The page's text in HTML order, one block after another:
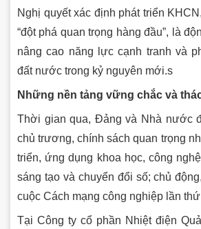
Nghị quyết xác định phát triển
“đột phá quan trọng hàng đầu”, là
nâng cao năng lực cạnh tranh và
đất nước trong kỷ nguyên mới.s
Những nền tảng vững chắc và
Thời gian qua, Đảng và Nhà nước
chủ trương, chính sách quan trọng
triển, ứng dụng khoa học, công
sáng tạo và chuyển đổi số; chủ
cuộc Cách mạng công nghiệp lần
Tại Công ty cổ phần Nhiệt điện